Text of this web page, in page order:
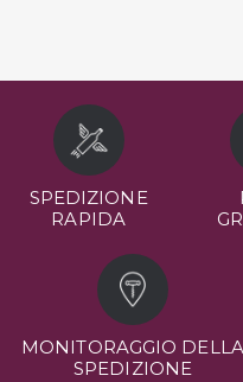
SPEDIZIONE
RAPIDA
MONITORAGGIO DELLA
SPEDIZIONE